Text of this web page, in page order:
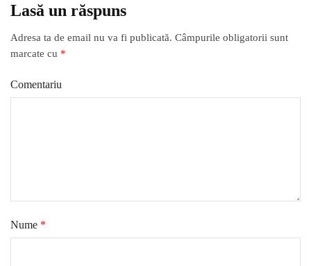
Lasă un răspuns
Adresa ta de email nu va fi publicată. Câmpurile obligatorii sunt
marcate cu *
Comentariu
Nume *